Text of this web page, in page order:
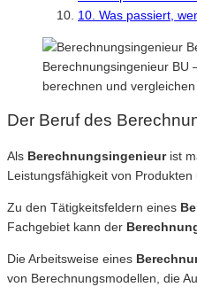
10. Was passiert,
Berechnungsingenieur BU
berechnen und vergleichen
Der Beruf des
Als Berechnungsingenieurist
Leistungsfähigkeit von
Zu den Tätigkeitsfeldern eines
Fachgebiet kann der
Die Arbeitsweise eines
von Berechnungsmodellen, die